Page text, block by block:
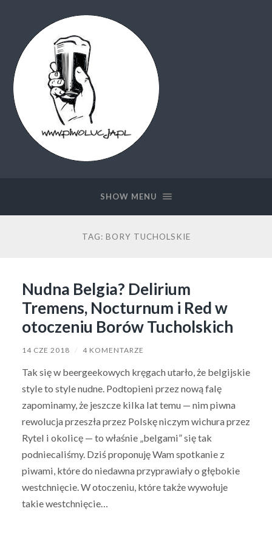
SHOW MENU
TAG: BORY TUCHOLSKIE
Nudna Belgia? Delirium
Tremens, Nocturnum i Red w
otoczeniu Borów Tucholskich
14 CZE 2018 / 4 KOMENTARZE
Tak się w beergeekowych kręgach utarło, że belgijskie
style to style nudne. Podtopieni przez nową falę
zapominamy, że jeszcze kilka lat temu — nim piwna
rewolucja przeszła przez Polskę niczym wichura przez
Rytel i okolicę — to właśnie „belgami” się tak
podniecaliśmy. Dziś proponuję Wam spotkanie z
piwami, które do niedawna przyprawiały o głębokie
westchnięcie. W otoczeniu, które także wywołuje
takie westchnięcie…